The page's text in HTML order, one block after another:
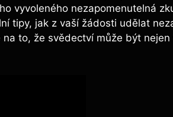
vyvoleného nezapomenutelná
tipy, jak z vaší žádosti udělat
to, že svědectví může být nejen